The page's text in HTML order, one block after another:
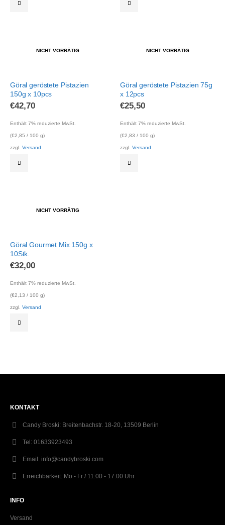
NICHT VORRÄTIG
Göral geröstete Pistazien
150g x 10pcs
€42,70
Enthält 7% reduzierte MwSt.
(€2,85 / 100 g)
zzgl. Versand
NICHT VORRÄTIG
Göral geröstete Pistazien 75g
x 12pcs
€25,50
Enthält 7% reduzierte MwSt.
(€2,83 / 100 g)
zzgl. Versand
NICHT VORRÄTIG
Göral Gourmet Mix 150g x
10Stk.
€32,00
Enthält 7% reduzierte MwSt.
(€2,13 / 100 g)
zzgl. Versand
KONTAKT
Candy Broski: Breitenbachstr. 18-20, 13509 Berlin
Tel: 01633923493
Email: info@candybroski.com
Erreichbarkeit: Mo - Fr / 11:00 - 17:00 Uhr
INFO
Versand